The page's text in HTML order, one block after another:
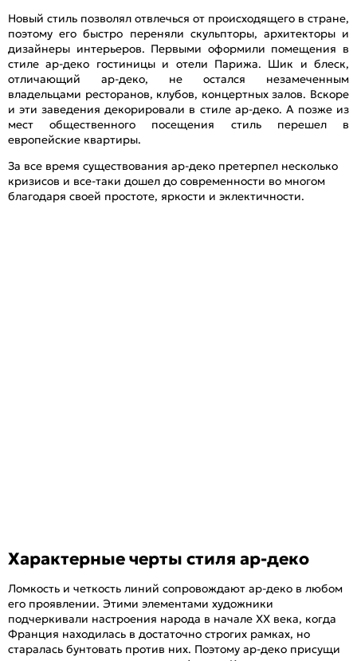
Новый стиль позволял отвлечься от происходящего в стране,
поэтому его быстро переняли скульпторы, архитекторы и
дизайнеры интерьеров. Первыми оформили помещения в
стиле ар-деко гостиницы и отели Парижа. Шик и блеск,
отличающий ар-деко, не остался незамеченным
владельцами ресторанов, клубов, концертных залов. Вскоре
и эти заведения декорировали в стиле ар-деко. А позже из
мест общественного посещения стиль перешел в
европейские квартиры.
За все время существования ар-деко претерпел несколько
кризисов и все-таки дошел до современности во многом
благодаря своей простоте, яркости и эклектичности.
Характерные черты стиля ар-деко
Ломкость и четкость линий сопровождают ар-деко в любом
его проявлении. Этими элементами художники
подчеркивали настроения народа в начале XX века, когда
Франция находилась в достаточно строгих рамках, но
старалась бунтовать против них. Поэтому ар-деко присущи